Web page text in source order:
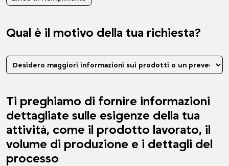
Qual è il motivo della tua richiesta?
Ti preghiamo di fornire informazioni
dettagliate sulle esigenze della tua
attività, come il prodotto lavorato, il
volume di produzione e i dettagli del
processo